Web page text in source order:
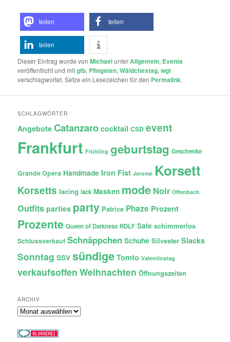
teilen teilen
teilen
Dieser Eintrag wurde vonMichaelunterAllgemein, Events
veröffentlicht und mitgfb, Pfingsten,Wäldchestag,wgt
verschlagwortet. Setze ein Lesezeichen für den Permalink.
SCHLAGWÖRTER
Angebote Catanzaro cocktail CSD event
Frankfurt Frühling geburtstag Geschenke
Grande Opera Handmade Iron Fist Jerome Korsett
Korsetts lacing lack Masken mode Noir Offenbach
Outfits parties party Patrice Phaze Prozent
Prozente Queen of Darkness RDLF Sale schimmerlos
Schlussverkauf Schnäppchen Schuhe Silvester Slacks
Sonntag SSV sündige Tomto Valentinstag
verkaufsoffen Weihnachten Öffnungszeiten
ARCHIV
Archiv